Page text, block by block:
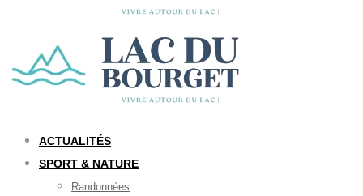
ACTUALITÉS
SPORT & NATURE
Randonnées